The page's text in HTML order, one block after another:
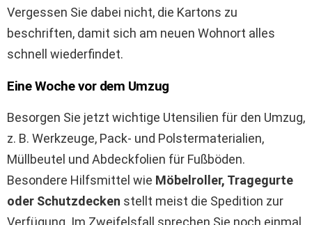
Vergessen Sie dabei nicht, die Kartons zu
beschriften, damit sich am neuen Wohnort alles
schnell wiederfindet.
Eine Woche vor dem Umzug
Besorgen Sie jetzt wichtige Utensilien für den Umzug,
z. B. Werkzeuge, Pack- und Polstermaterialien,
Müllbeutel und Abdeckfolien für Fußböden.
Besondere Hilfsmittel wie Möbelroller, Tragegurte
oder Schutzdecken stellt meist die Spedition zur
Verfügung. Im Zweifelsfall sprechen Sie noch einmal